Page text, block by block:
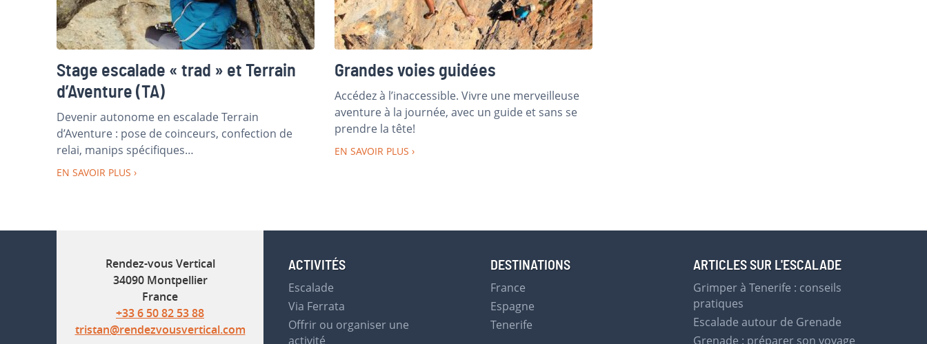
Stage escalade « trad » et Terrain
d’Aventure (TA)
Devenir autonome en escalade Terrain
d’Aventure : pose de coinceurs, confection de
relai, manips spécifiques…
EN SAVOIR PLUS
Grandes voies guidées
Accédez à l’inaccessible. Vivre une merveilleuse
aventure à la journée, avec un guide et sans se
prendre la tête!
EN SAVOIR PLUS
Rendez-vous Vertical
34090 Montpellier
France
+33 6 50 82 53 88
tristan@rendezvousvertical.com
ACTIVITÉS
Escalade
Via Ferrata
Offrir ou organiser une
activité
DESTINATIONS
France
Espagne
Tenerife
ARTICLES SUR L'ESCALADE
Grimper à Tenerife : conseils
pratiques
Escalade autour de Grenade
Grenade : préparer son voyage